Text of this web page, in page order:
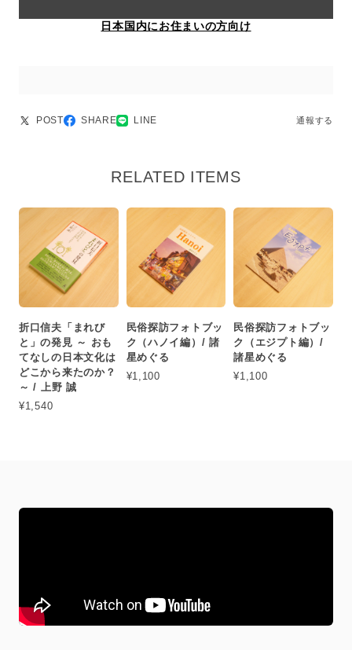
日本国内にお住まいの方向け
POST SHARE LINE 通報する
RELATED ITEMS
折口信夫「まれび
と」の発見 ～ おも
てなしの日本文化は
どこから来たのか？
～ / 上野 誠
¥1,540
民俗探訪フォトブッ
ク（ハノイ編）/ 諸
星めぐる
¥1,100
民俗探訪フォトブッ
ク（エジプト編）/
諸星めぐる
¥1,100